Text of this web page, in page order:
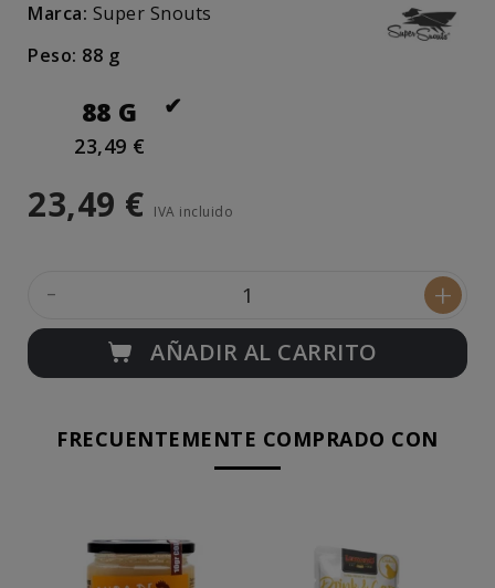
Marca: Super Snouts
Peso: 88 g
88 G
23,49 €
23,49 € IVA incluido
- +
AÑADIR AL CARRITO
FRECUENTEMENTE COMPRADO CON